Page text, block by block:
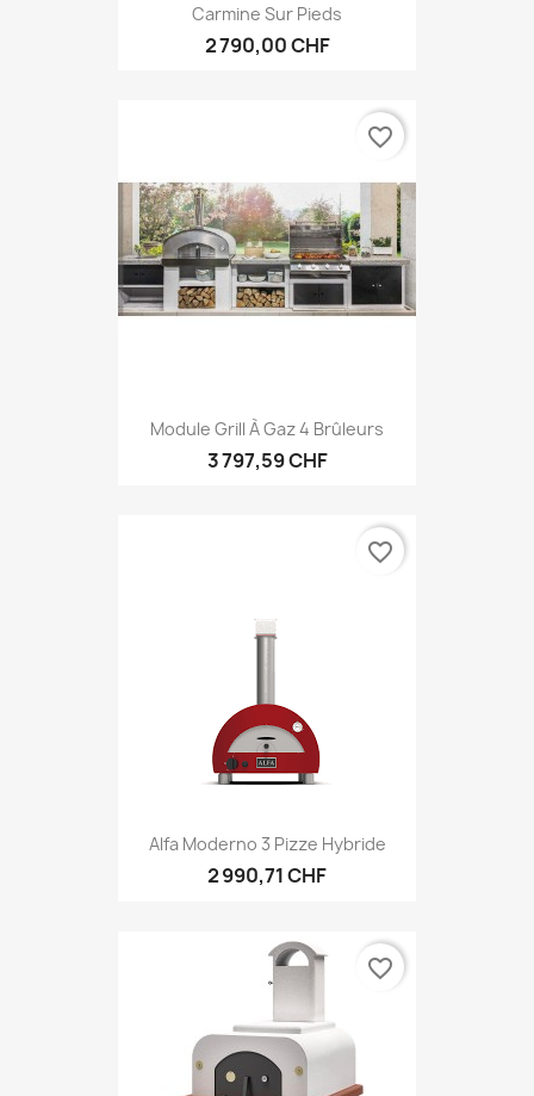
Carmine Sur Pieds
2 790,00 CHF
Module Grill À Gaz 4 Brûleurs
3 797,59 CHF
favorite_border
Alfa Moderno 3 Pizze Hybride
2 990,71 CHF
favorite_border
favorite_border